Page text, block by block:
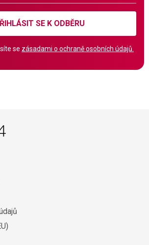
SE K ODBĚRU
se zásadami o ochraně osobních údajů.